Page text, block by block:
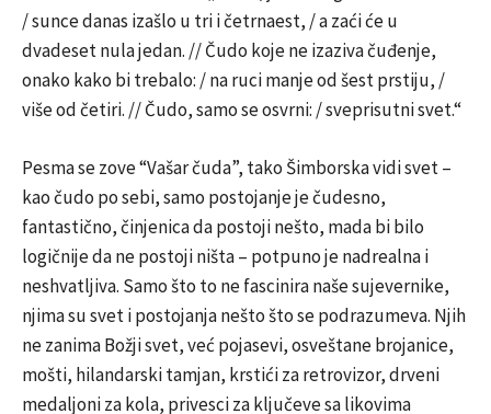
/ sunce danas izašlo u tri i četrnaest, / a zaći će u
dvadeset nula jedan. // Čudo koje ne izaziva čuđenje,
onako kako bi trebalo: / na ruci manje od šest prstiju, /
više od četiri. // Čudo, samo se osvrni: / sveprisutni svet.“
Pesma se zove “Vašar čuda”, tako Šimborska vidi svet –
kao čudo po sebi, samo postojanje je čudesno,
fantastično, činjenica da postoji nešto, mada bi bilo
logičnije da ne postoji ništa – potpuno je nadrealna i
neshvatljiva. Samo što to ne fascinira naše sujevernike,
njima su svet i postojanja nešto što se podrazumeva. Njih
ne zanima Božji svet, već pojasevi, osveštane brojanice,
mošti, hilandarski tamjan, krstići za retrovizor, drveni
medaljoni za kola, privesci za ključeve sa likovima